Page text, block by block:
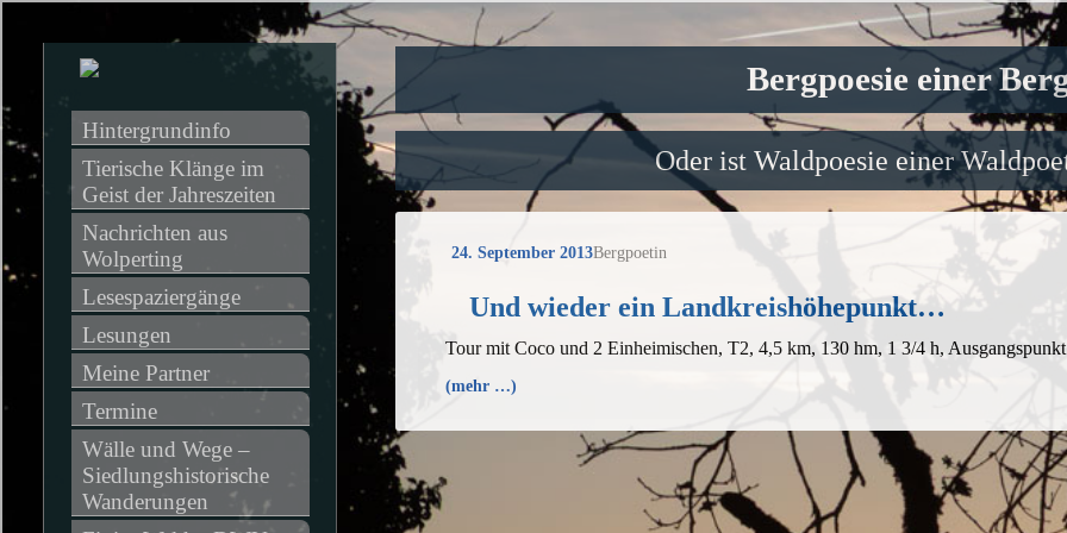
Bergpoesie einer
Oder ist Waldpoesie einer
24. September 2013Bergpoetin
Und wieder ein Landkreishöhepunkt…
Tour mit Coco und 2 Einheimischen, T2, 4,5 km, 130 hm, 1 3/4 h,
(mehr …)
Hintergrundinfo
Tierische Klänge im
Geist der Jahreszeiten
Nachrichten aus
Wolperting
Lesespaziergänge
Lesungen
Meine Partner
Termine
Wälle und Wege –
Siedlungshistorische
Wanderungen